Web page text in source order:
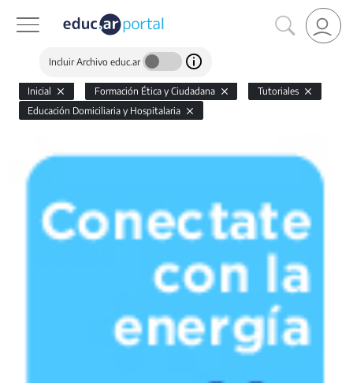
Incluir Archivo educ.ar
Inicial Formación Ética y Ciudadana
Tutoriales
Educación Domiciliaria y Hospitalaria